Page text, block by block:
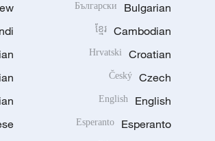
Bulgarian
Български
Cambodian
ខ្មែរ
Croatian
Hrvatski
Czech
Český
English
English
Esperanto
Esperanto